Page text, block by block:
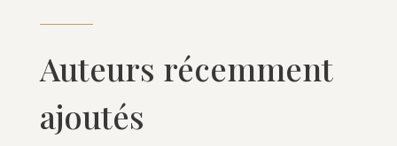
Auteurs récemment
ajoutés